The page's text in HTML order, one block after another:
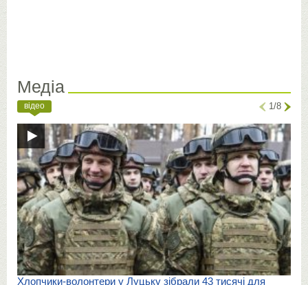
Медіа
відео 1/8
Хлопчики-волонтери у Луцьку зібрали 43 тисячі для